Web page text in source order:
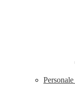
Personale